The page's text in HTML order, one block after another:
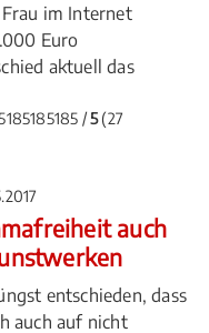
im Internet
Euro
aktuell das
/5(27
auch
entschieden, dass
auch auf nicht